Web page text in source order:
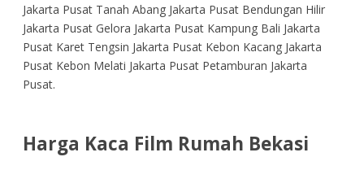
Jakarta Pusat Tanah Abang Jakarta Pusat Bendungan Hilir
Jakarta Pusat Gelora Jakarta Pusat Kampung Bali Jakarta
Pusat Karet Tengsin Jakarta Pusat Kebon Kacang Jakarta
Pusat Kebon Melati Jakarta Pusat Petamburan Jakarta
Pusat.
Harga Kaca Film Rumah Bekasi